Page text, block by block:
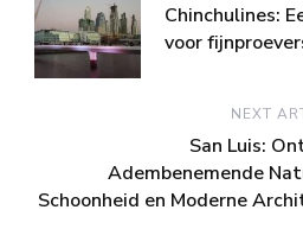
Chinchulines:
voor
NEXT
San Luis:
Adembenemende
Schoonheid en Moderne